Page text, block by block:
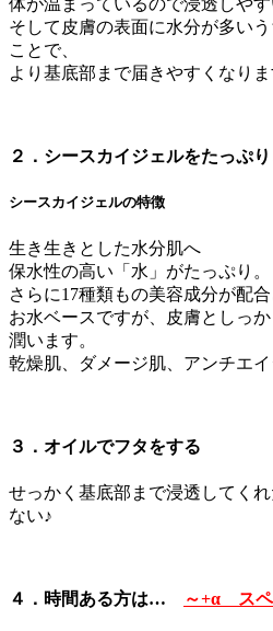
体が温まっているので浸透しやす
そして皮膚の表面に水分が多い
ことで、
より基底部まで届きやすくなりま
２．シースカイジェルをたっぷり
シースカイジェルの特徴
生き生きとした水分肌へ
保水性の高い「水」がたっぷり。
さらに17種類もの美容成分が配合
お水ベースですが、皮膚としっ
潤います。
乾燥肌、ダメージ肌、アンチエイ
３．オイルでフタをする
せっかく基底部まで浸透してく
ない♪
４．時間ある方は… ～+α スペ